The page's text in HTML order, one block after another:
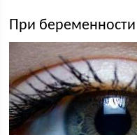
При беременности